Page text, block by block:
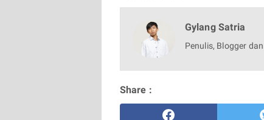
Gylang Satria
Penulis, Blogger
Share :